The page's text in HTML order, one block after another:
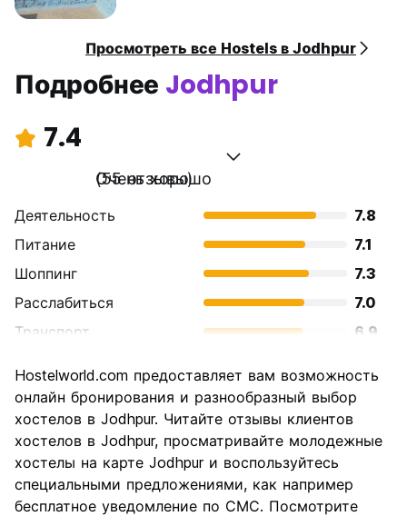
Просмотреть все Hostels в Jodhpur
Подробнее Jodhpur
7.4
Очень хорошо
(55 отзывы)
Деятельность
7.8
Питание
7.1
Шоппинг
7.3
Расслабиться
7.0
Транспорт
6.9
достопримечательностей
8.5
Культура
Ночная жизнь
5.2
Соотношение цены и
качества
Hostelworld.com предоставляет вам возможность
онлайн бронирования и разнообразный выбор
хостелов в Jodhpur. Читайте отзывы клиентов
хостелов в Jodhpur, просматривайте молодежные
хостелы на карте Jodhpur и воспользуйтесь
специальными предложениями, как например
бесплатное уведомление по СМС. Посмотрите